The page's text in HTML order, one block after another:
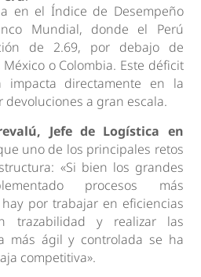
en el Índice de Desempeño
Mundial, donde el Perú
de 2.69, por debajo de
o Colombia. Este déficit
impacta directamente en la
a gran escala.
Jefe de Logística en
uno de los principales retos
«Si bien los grandes
procesos más
por trabajar en eficiencias
trazabilidad y realizar las
más ágil y controlada se ha
competitiva».